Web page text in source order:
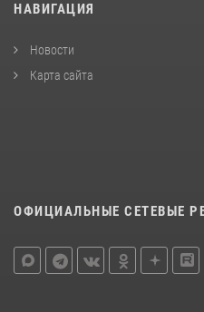
НАВИГАЦИЯ
Новости
Карта сайта
ОФИЦИАЛЬНЫЕ СЕТЕВЫЕ